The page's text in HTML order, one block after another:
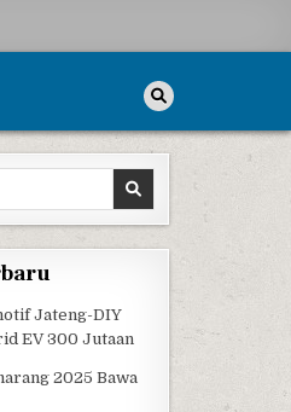
Jateng-DIY
EV 300 Jutaan
2025 Bawa